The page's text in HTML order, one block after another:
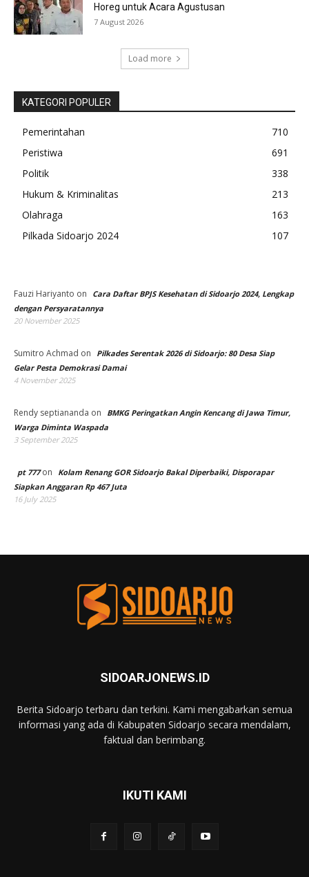
Horeg untuk Acara Agustusan
7 August 2026
Load more
KATEGORI POPULER
Pemerintahan
710
Peristiwa
691
Politik
338
Hukum & Kriminalitas
213
Olahraga
163
Pilkada Sidoarjo 2024
107
Fauzi Hariyanto on
Cara Daftar BPJS Kesehatan di Sidoarjo 2024, Lengkap
dengan Persyaratannya
20 November 2025
Sumitro Achmad on
Pilkades Serentak 2026 di Sidoarjo: 80 Desa Siap
Gelar Pesta Demokrasi Damai
4 November 2025
Rendy septiananda on
BMKG Peringatkan Angin Kencang di Jawa Timur,
Warga Diminta Waspada
3 September 2025
pt 777on
Kolam Renang GOR Sidoarjo Bakal Diperbaiki, Disporapar
Siapkan Anggaran Rp 467 Juta
16 July 2025
SIDOARJONEWS.ID
Berita Sidoarjo terbaru dan terkini. Kami mengabarkan semua
informasi yang ada di Kabupaten Sidoarjo secara mendalam,
faktual dan berimbang.
IKUTI KAMI